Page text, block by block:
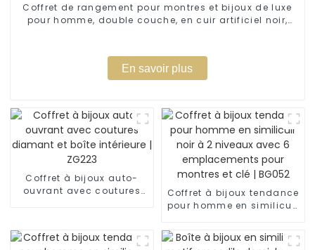
Coffret de rangement pour montres et bijoux de luxe
pour homme, double couche, en cuir artificiel noir,
En savoir plus
Coffret à bijoux auto-
ouvrant avec coutures
Coffret à bijoux tendance
pour homme en similicuir
emplacements pour
montres et clé | BG052